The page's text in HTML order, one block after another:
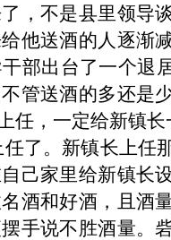
，不是县里领导
他送酒的人逐渐
部出台了一个退
管送酒的多还是
任，一定给新镇
了。新镇长上任
己家里给新镇长
酒和好酒，且酒
手说不胜酒量。